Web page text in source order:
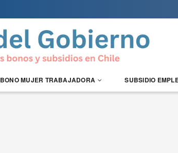
BONO MUJER TRABAJADORA SUBSIDIO